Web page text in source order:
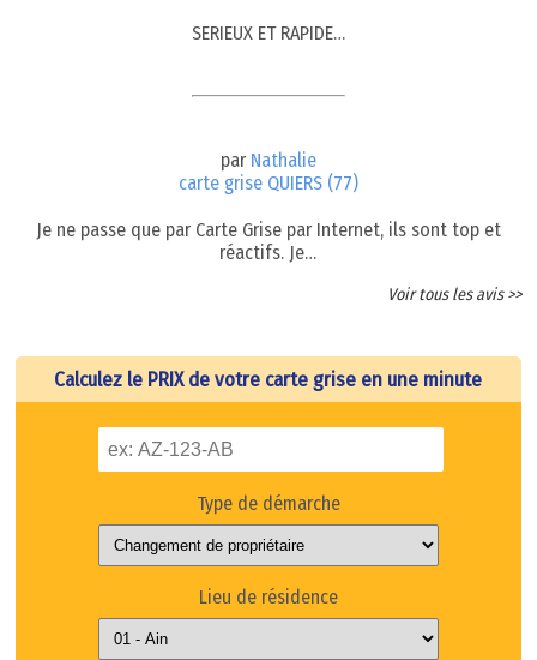
SERIEUX ET RAPIDE…
par Nathalie
carte grise QUIERS (77)
Je ne passe que par Carte Grise par Internet, ils sont top et
réactifs. Je…
Voir tous les avis >>
Calculez le PRIX de votre carte grise en une minute
Type de démarche
Lieu de résidence